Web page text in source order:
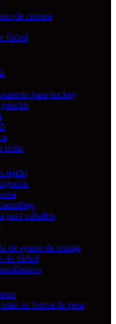
de cintura
fútbol
para hockey
pollo
tejido
para caballos
de agarre de tatuaje
de fútbol
en forma de pera